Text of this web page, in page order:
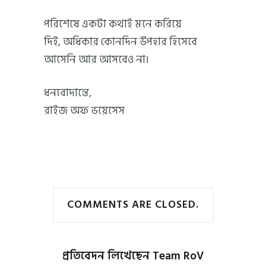
পরিশেষে একটা কথাই মনে করিয়ে
দিই, অধিকার কোনদিন উপহার হিসেবে
আসেনি আর আসবেও না।
ধন্যবাদান্তে,
রাইজ অফ ভয়েসেস
COMMENTS ARE CLOSED.
প্রতিবেদন লিখেছেনTeam RoV